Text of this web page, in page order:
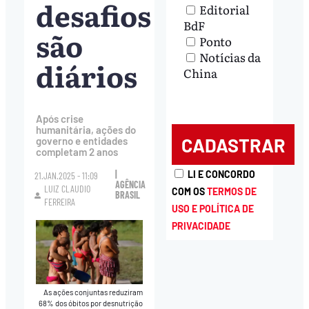
desafios
são
diários
Após crise
humanitária, ações do
governo e entidades
completam 2 anos
21.JAN.2025 - 11:09
LUIZ CLAUDIO
FERREIRA
AGÊNCIA
BRASIL
As ações conjuntas reduziram
68% dos óbitos por desnutrição
Editorial
BdF
Ponto
Notícias da
China
LI E CONCORDO
COM OSTERMOS DE
USO E POLÍTICA DE
PRIVACIDADE